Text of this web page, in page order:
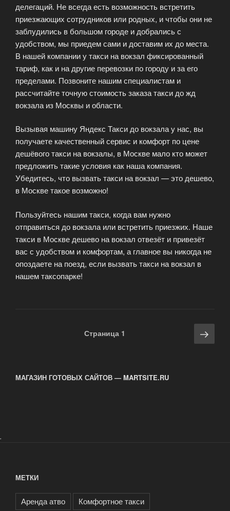
делегаций. Не всегда есть возможность встретить
приезжающих сотрудников или родных, и чтобы они не
заблудились в большом городе и добрались с
удобством, мы приедем сами и доставим их до места.
В нашей компании у такси на вокзал фиксированный
тариф, как и на другие перевозки по городу и за его
пределами. Позвоните нашим специалистам и
рассчитайте точную стоимость заказа такси до жд
вокзала из Москвы и области.
Вызывая машину Яндекс Такси до вокзала у нас, вы
получаете качественный сервис и комфорт по цене
дешёвого такси на вокзалы, в Москве мало кто может
предложить такие условия как наша компания.
Убедитесь, что вызвать такси на вокзал — это дешево,
в Москве такое возможно!
Пользуйтесь нашим такси, когда вам нужно
отправиться до вокзала или встретить приезжих. Наше
такси в Москве дешево на вокзал отвезёт и привезёт
вас с удобством и комфортам, а главное вы никогда не
опоздаете на поезд, если вызвать такси на вокзал в
нашем таксопарке!
Страница 1
МАГАЗИН ГОТОВЫХ САЙТОВ — MARTSITE.RU
.
МЕТКИ
Аренда атво
Комфортное такси